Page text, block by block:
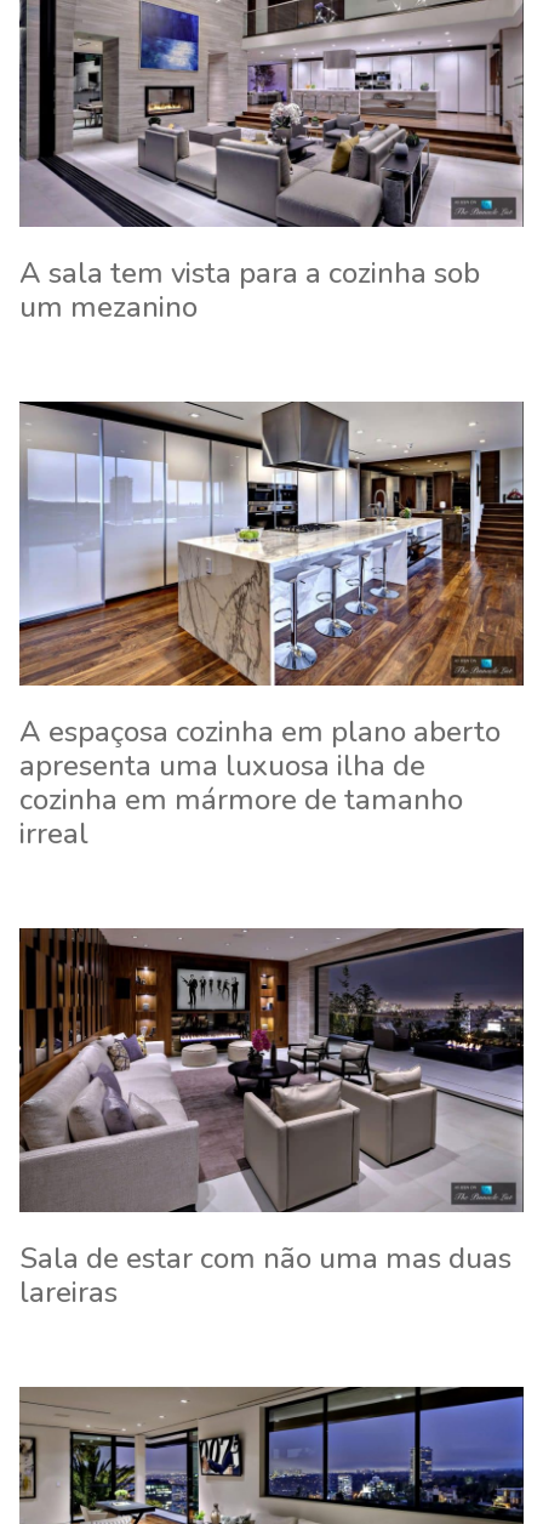
A sala tem vista para a cozinha sob
um mezanino
A espaçosa cozinha em plano aberto
apresenta uma luxuosa ilha de
cozinha em mármore de tamanho
irreal
Sala de estar com não uma mas duas
lareiras